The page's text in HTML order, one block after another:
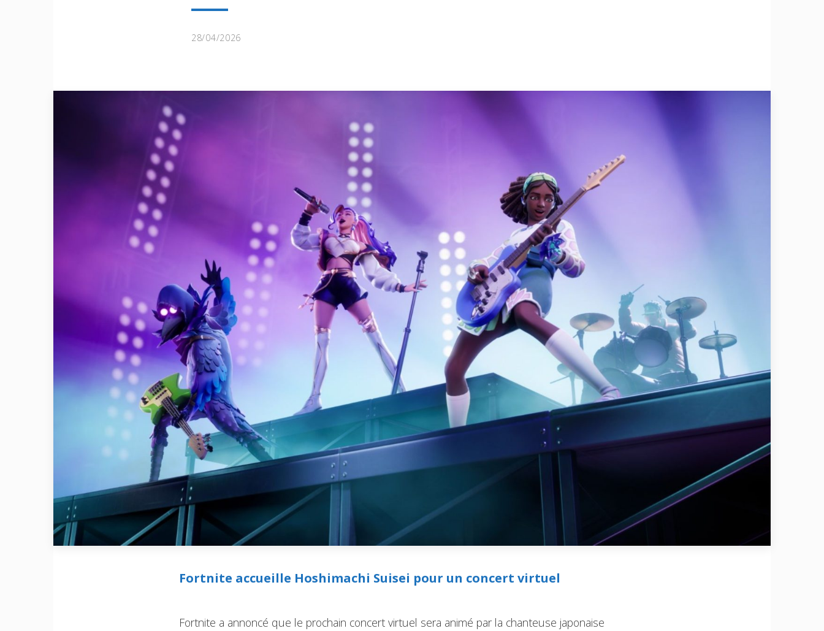
28/04/2026
Fortnite accueille Hoshimachi Suisei pour un concert virtuel
Fortnite a annoncé que le prochain concert virtuel sera animé par la chanteuse japonaise